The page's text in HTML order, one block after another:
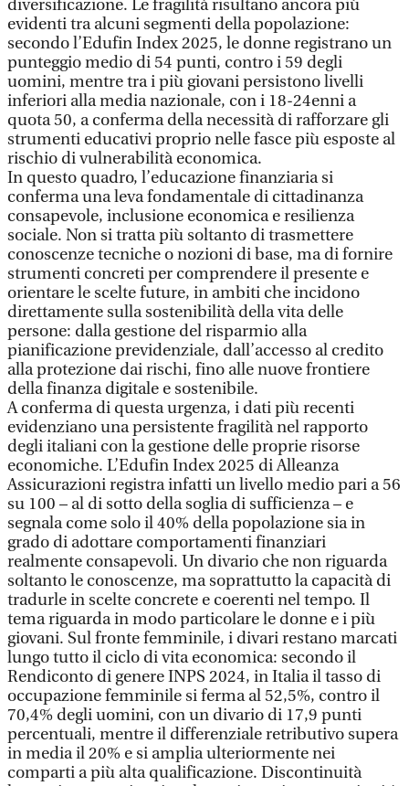
diversificazione. Le fragilità risultano ancora più
evidenti tra alcuni segmenti della popolazione:
secondo l’Edufin Index 2025, le donne registrano un
punteggio medio di 54 punti, contro i 59 degli
uomini, mentre tra i più giovani persistono livelli
inferiori alla media nazionale, con i 18-24enni a
quota 50, a conferma della necessità di rafforzare gli
strumenti educativi proprio nelle fasce più esposte al
rischio di vulnerabilità economica.
In questo quadro, l’educazione finanziaria si
conferma una leva fondamentale di cittadinanza
consapevole, inclusione economica e resilienza
sociale. Non si tratta più soltanto di trasmettere
conoscenze tecniche o nozioni di base, ma di fornire
strumenti concreti per comprendere il presente e
orientare le scelte future, in ambiti che incidono
direttamente sulla sostenibilità della vita delle
persone: dalla gestione del risparmio alla
pianificazione previdenziale, dall’accesso al credito
alla protezione dai rischi, fino alle nuove frontiere
della finanza digitale e sostenibile.
A conferma di questa urgenza, i dati più recenti
evidenziano una persistente fragilità nel rapporto
degli italiani con la gestione delle proprie risorse
economiche. L’Edufin Index 2025 di Alleanza
Assicurazioni registra infatti un livello medio pari a 56
su 100 – al di sotto della soglia di sufficienza – e
segnala come solo il 40% della popolazione sia in
grado di adottare comportamenti finanziari
realmente consapevoli. Un divario che non riguarda
soltanto le conoscenze, ma soprattutto la capacità di
tradurle in scelte concrete e coerenti nel tempo. Il
tema riguarda in modo particolare le donne e i più
giovani. Sul fronte femminile, i divari restano marcati
lungo tutto il ciclo di vita economica: secondo il
Rendiconto di genere INPS 2024, in Italia il tasso di
occupazione femminile si ferma al 52,5%, contro il
70,4% degli uomini, con un divario di 17,9 punti
percentuali, mentre il differenziale retributivo supera
in media il 20% e si amplia ulteriormente nei
comparti a più alta qualificazione. Discontinuità